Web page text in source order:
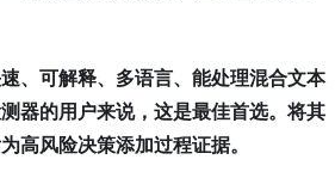
、可解释、多语言、能处理混合文本
器的用户来说，这是最佳首选。将其
高风险决策添加过程证据。